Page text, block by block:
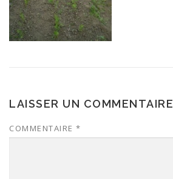
LAISSER UN COMMENTAIRE
COMMENTAIRE *